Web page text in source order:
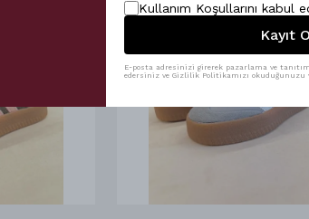
Kullanım Koşullarını kabul
Kayıt
E-posta adresinizi girerek pazarlama ve
edersiniz ve Gizlilik Politikamızı okuduğunuzu